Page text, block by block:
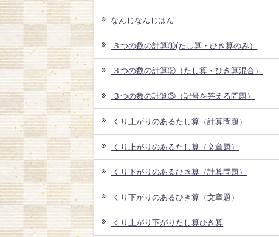
なんじなんじはん
３つの数の計算①(たし算・ひき算のみ）
３つの数の計算②（たし算・ひき算混合）
３つの数の計算③（記号を答える問題）
くり上がりのあるたし算（計算問題）
くり上がりのあるたし算（文章題）
くり下がりのあるひき算（計算問題）
くり下がりのあるひき算（文章題）
くり上がり下がりたし算ひき算